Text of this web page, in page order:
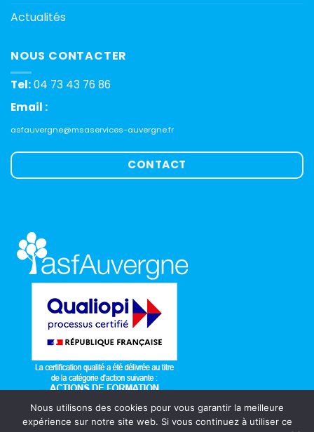
Actualités
NOUS CONTACTER
Tel:04 73 43 76 86
Email :
asfauvergne@msaservices-auvergne.fr
CONTACT
ASF Auvergne Formation 2026 © Réalisé par Bundle
Nous utilisons des cookies pour vous garantir la meilleure
expérience sur notre site web. Si vous continuez à utiliser ce